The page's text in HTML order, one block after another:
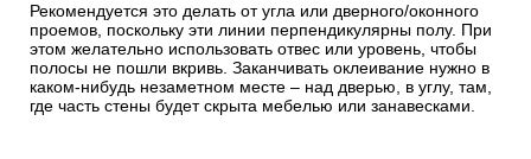
Рекомендуется это делать от угла или дверного/оконного
проемов, поскольку эти линии перпендикулярны полу. При
этом желательно использовать отвес или уровень, чтобы
полосы не пошли вкривь. Заканчивать оклеивание нужно в
каком-нибудь незаметном месте – над дверью, в углу, там,
где часть стены будет скрыта мебелью или занавесками.